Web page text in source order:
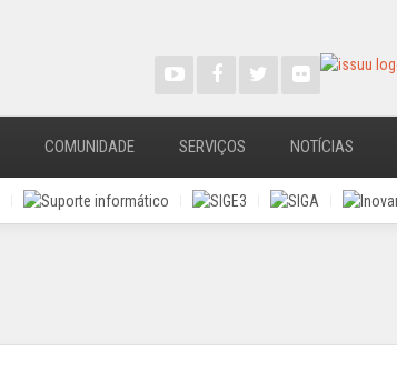
COMUNIDADE SERVIÇOS NOTÍCIAS